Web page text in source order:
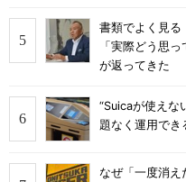
書類でよく見る
「実際どう思
が返ってきた
“Suicaが使え
題なく運用でき
なぜ「一度消